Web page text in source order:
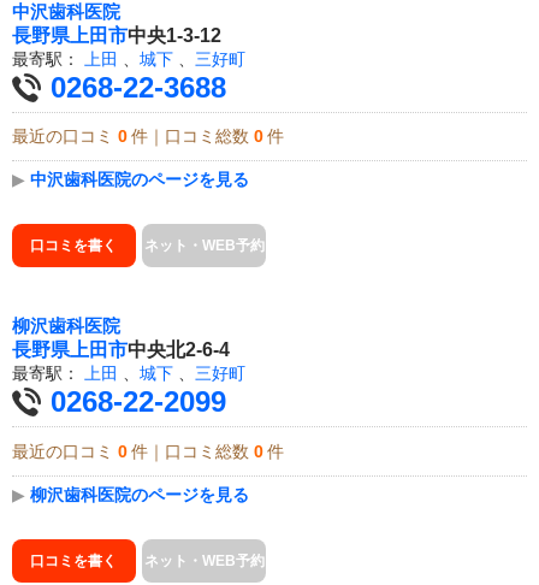
中沢歯科医院
長野県 上田市中央1-3-12
最寄駅： 上田 城下 三好町
0268-22-3688
最近の口コミ 0 件｜口コミ総数 0 件
▶ 中沢歯科医院のページを見る
口コミを書く ネット・WEB予約
柳沢歯科医院
長野県上田市中央北2-6-4
最寄駅： 上田 、 城下 、 三好町
0268-22-2099
最近の口コミ 0 件｜口コミ総数 0 件
▶ 柳沢歯科医院のページを見る
口コミを書く ネット・WEB予約